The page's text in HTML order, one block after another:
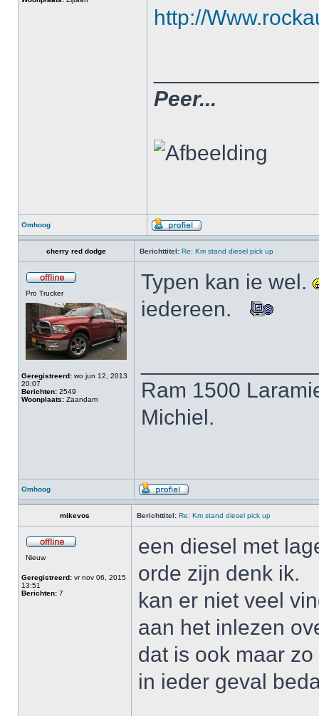
http://
Peer...
Omhoog
cherry red dodge Berichttitel: Re: Km stand diesel pick up
Pro Trucker
Geregistreerd: wo jun 12, 2013
20:07
Berichten: 2549
Woonplaats: Zaandam
Typen kan ie wel.
iedereen.
Ram 1500
Michiel.
Omhoog
mikevos Berichttitel: Re: Km stand diesel pick up
Nieuw
Geregistreerd: vr nov 06, 2015
13:51
Berichten: 7
een diesel met
orde zijn denk ik.
kan er niet veel
aan het inlezen
dat is ook maar
in ieder geval